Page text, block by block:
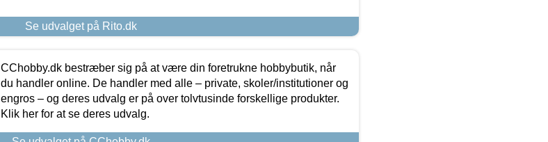
Se udvalget på Rito.dk
CChobby.dk bestræber sig på at være din foretrukne hobbybutik, når
du handler online. De handler med alle – private, skoler/institutioner og
engros – og deres udvalg er på over tolvtusinde forskellige produkter.
Klik her for at se deres udvalg.